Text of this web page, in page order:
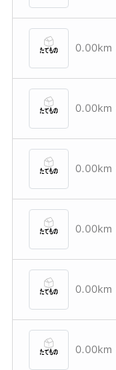
0.00km
0.00km
0.00km
0.00km
0.00km
0.00km